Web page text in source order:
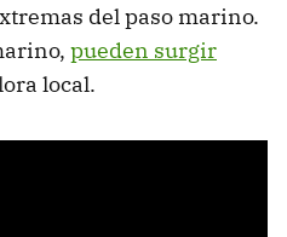
del paso marino.
pueden surgir
local.